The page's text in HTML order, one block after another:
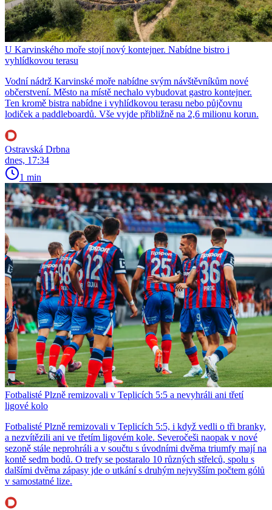
U Karvinského moře stojí nový kontejner. Nabídne bistro i
vyhlídkovou terasu
Vodní nádrž Karvinské moře nabídne svým návštěvníkům nové
občerstvení. Město na místě nechalo vybudovat gastro kontejner.
Ten kromě bistra nabídne i vyhlídkovou terasu nebo půjčovnu
lodiček a paddleboardů. Vše vyjde přibližně na 2,6 milionu korun.
Ostravská Drbna
dnes, 17:34
1 min
Fotbalisté Plzně remizovali v Teplicích 5:5 a nevyhráli ani třetí
ligové kolo
Fotbalisté Plzně remizovali v Teplicích 5:5, i když vedli o tři branky,
a nezvítězili ani ve třetím ligovém kole. Severočeši naopak v nové
sezoně stále neprohráli a v součtu s úvodními dvěma triumfy mají na
kontě sedm bodů. O trefy se postaralo 10 různých střelců, spolu s
dalšími dvěma zápasy jde o utkání s druhým nejvyšším počtem gólů
v samostatné lize.